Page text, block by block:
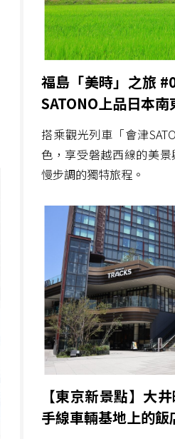
福島「美時」之旅
SATONO上品日本
搭乘觀光列車「會津
色，享受磐越西線的美
慢步調的獨特旅程。
【東京新景點】大
手線車輛基地上的飯